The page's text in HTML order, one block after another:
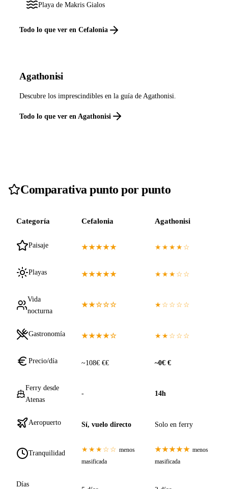
Playa de Makris Gialos
Todo lo que ver en Cefalonia
Agathonisi
Descubre los imprescindibles en la guía de Agathonisi.
Todo lo que ver en Agathonisi
Comparativa punto por punto
Categoría Cefalonia Agathonisi
Paisaje ★★★★★ ★★★★☆
Playas ★★★★★ ★★★☆☆
Vida
nocturna
★★☆☆☆ ★☆☆☆☆
Gastronomía ★★★★☆ ★★☆☆☆
Precio/día ~108€ €€ ~0€ €
Ferry desde
Atenas
- 14h
Aeropuerto Sí, vuelo directo Solo en ferry
Tranquilidad ★★★☆☆ menos
masificada
★★★★★ menos
masificada
Días